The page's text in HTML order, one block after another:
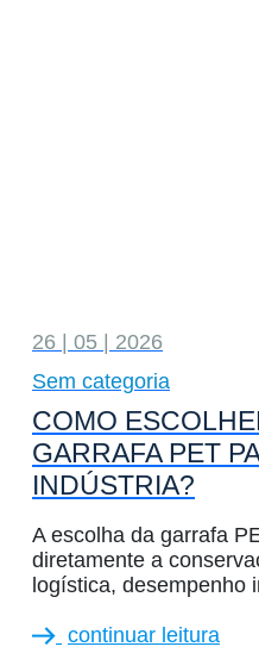
26 | 05 | 2026
Sem categoria
COMO
GARRAFA PET
INDÚSTRIA?
A escolha da garrafa
diretamente a
logística, desempenho
continuar leitura